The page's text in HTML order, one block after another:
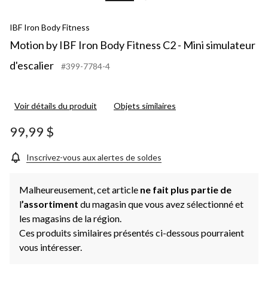
IBF Iron Body Fitness
Motion by IBF Iron Body Fitness C2 - Mini simulateur
d'escalier
#399-7784-4
Voir détails du produit Objets similaires
99,99 $
Inscrivez-vous aux alertes de soldes
Malheureusement, cet article ne fait plus partie de
l’assortiment du magasin que vous avez sélectionné et
les magasins de la région.
Ces produits similaires présentés ci-dessous pourraient
vous intéresser.